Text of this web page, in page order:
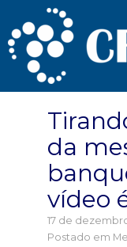
da
vídeo
17 de
Postado em